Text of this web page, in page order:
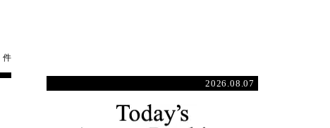
件
2026.08.07